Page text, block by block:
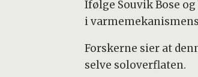
Ifølge Souvik Bose
i
Forskerne sier at
selve soloverflaten.